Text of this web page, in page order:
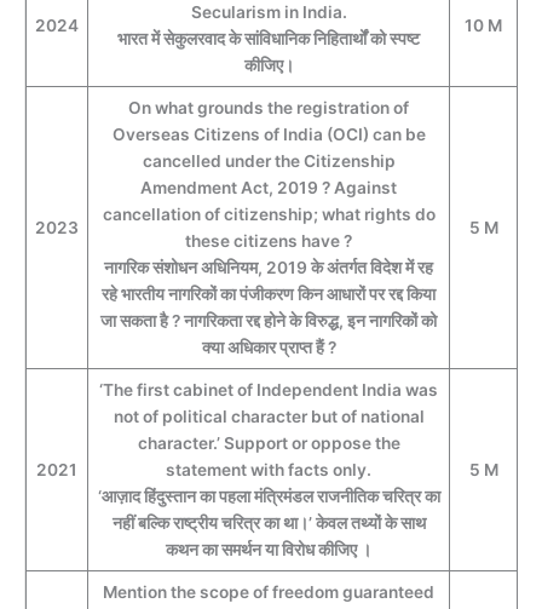
2024
Secularism in India.
भारत में सेकुलरवाद के सांविधानिक निहितार्थों को स्पष्ट
कीजिए।
10 M
2023
On what grounds the registration of
Overseas Citizens of India (OCI) can be
cancelled under the Citizenship
Amendment Act, 2019 ? Against
cancellation of citizenship; what rights do
these citizens have ?
नागरिक संशोधन अधिनियम, 2019 के अंतर्गत विदेश में रह
रहे भारतीय नागरिकों का पंजीकरण किन आधारों पर रद्द किया
जा सकता है ? नागरिकता रद्द होने के विरुद्ध, इन नागरिकों को
क्या अधिकार प्राप्त हैं ?
5 M
2021
‘The first cabinet of Independent India was
not of political character but of national
character.’ Support or oppose the
statement with facts only.
‘आज़ाद हिंदुस्तान का पहला मंत्रिमंडल राजनीतिक चरित्र का
नहीं बल्कि राष्ट्रीय चरित्र का था।’ केवल तथ्यों के साथ
कथन का समर्थन या विरोध कीजिए ।
5 M
Mention the scope of freedom guaranteed